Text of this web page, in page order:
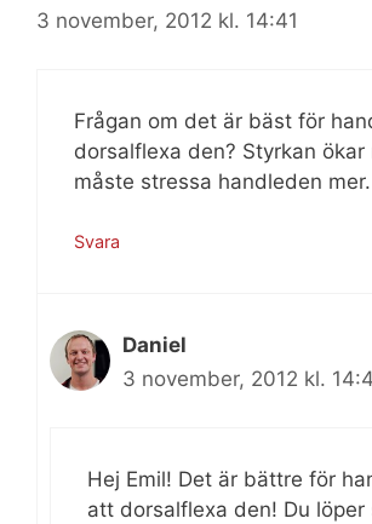
3 november, 2012 kl. 14:41
Frågan om det är bäst för
dorsalflexa den? Styrkan
måste stressa handleden mer.
Svara
Daniel
3 november, 2012 kl.
Hej Emil! Det är bättre för
att dorsalflexa den! Du löper